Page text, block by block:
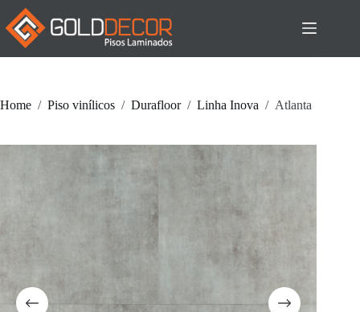
Pular
para
conteúdo
Home / Piso vinílicos / Durafloor / Linha Inova / Atlanta